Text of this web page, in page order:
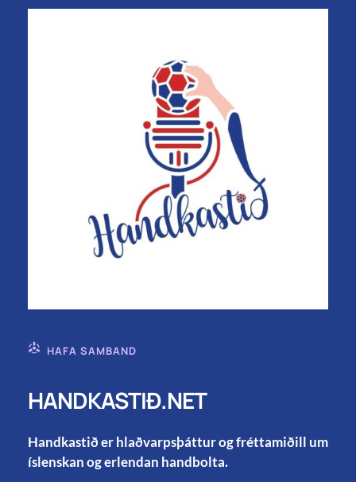
HAFA SAMBAND
HANDKASTIÐ.NET
Handkastið er hlaðvarpsþáttur og fréttamiðill um
íslenskan og erlendan handbolta.